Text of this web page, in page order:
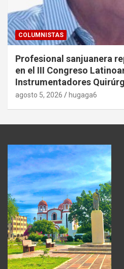
COLUMNISTAS
Profesional sanjuanera
en el III Congreso
Instrumentadores
agosto 5, 2026 hugaga6